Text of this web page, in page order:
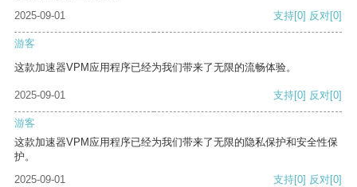
2025-09-01
支持[0] 反对[0]
游客
这款加速器VPM应用程序已经为我们带来了无限的流畅体验。
2025-09-01 支持[0] 反对[0]
游客
这款加速器VPM应用程序已经为我们带来了无限的隐私保护和安全性保
护。
2025-09-01
支持[0] 反对[0]